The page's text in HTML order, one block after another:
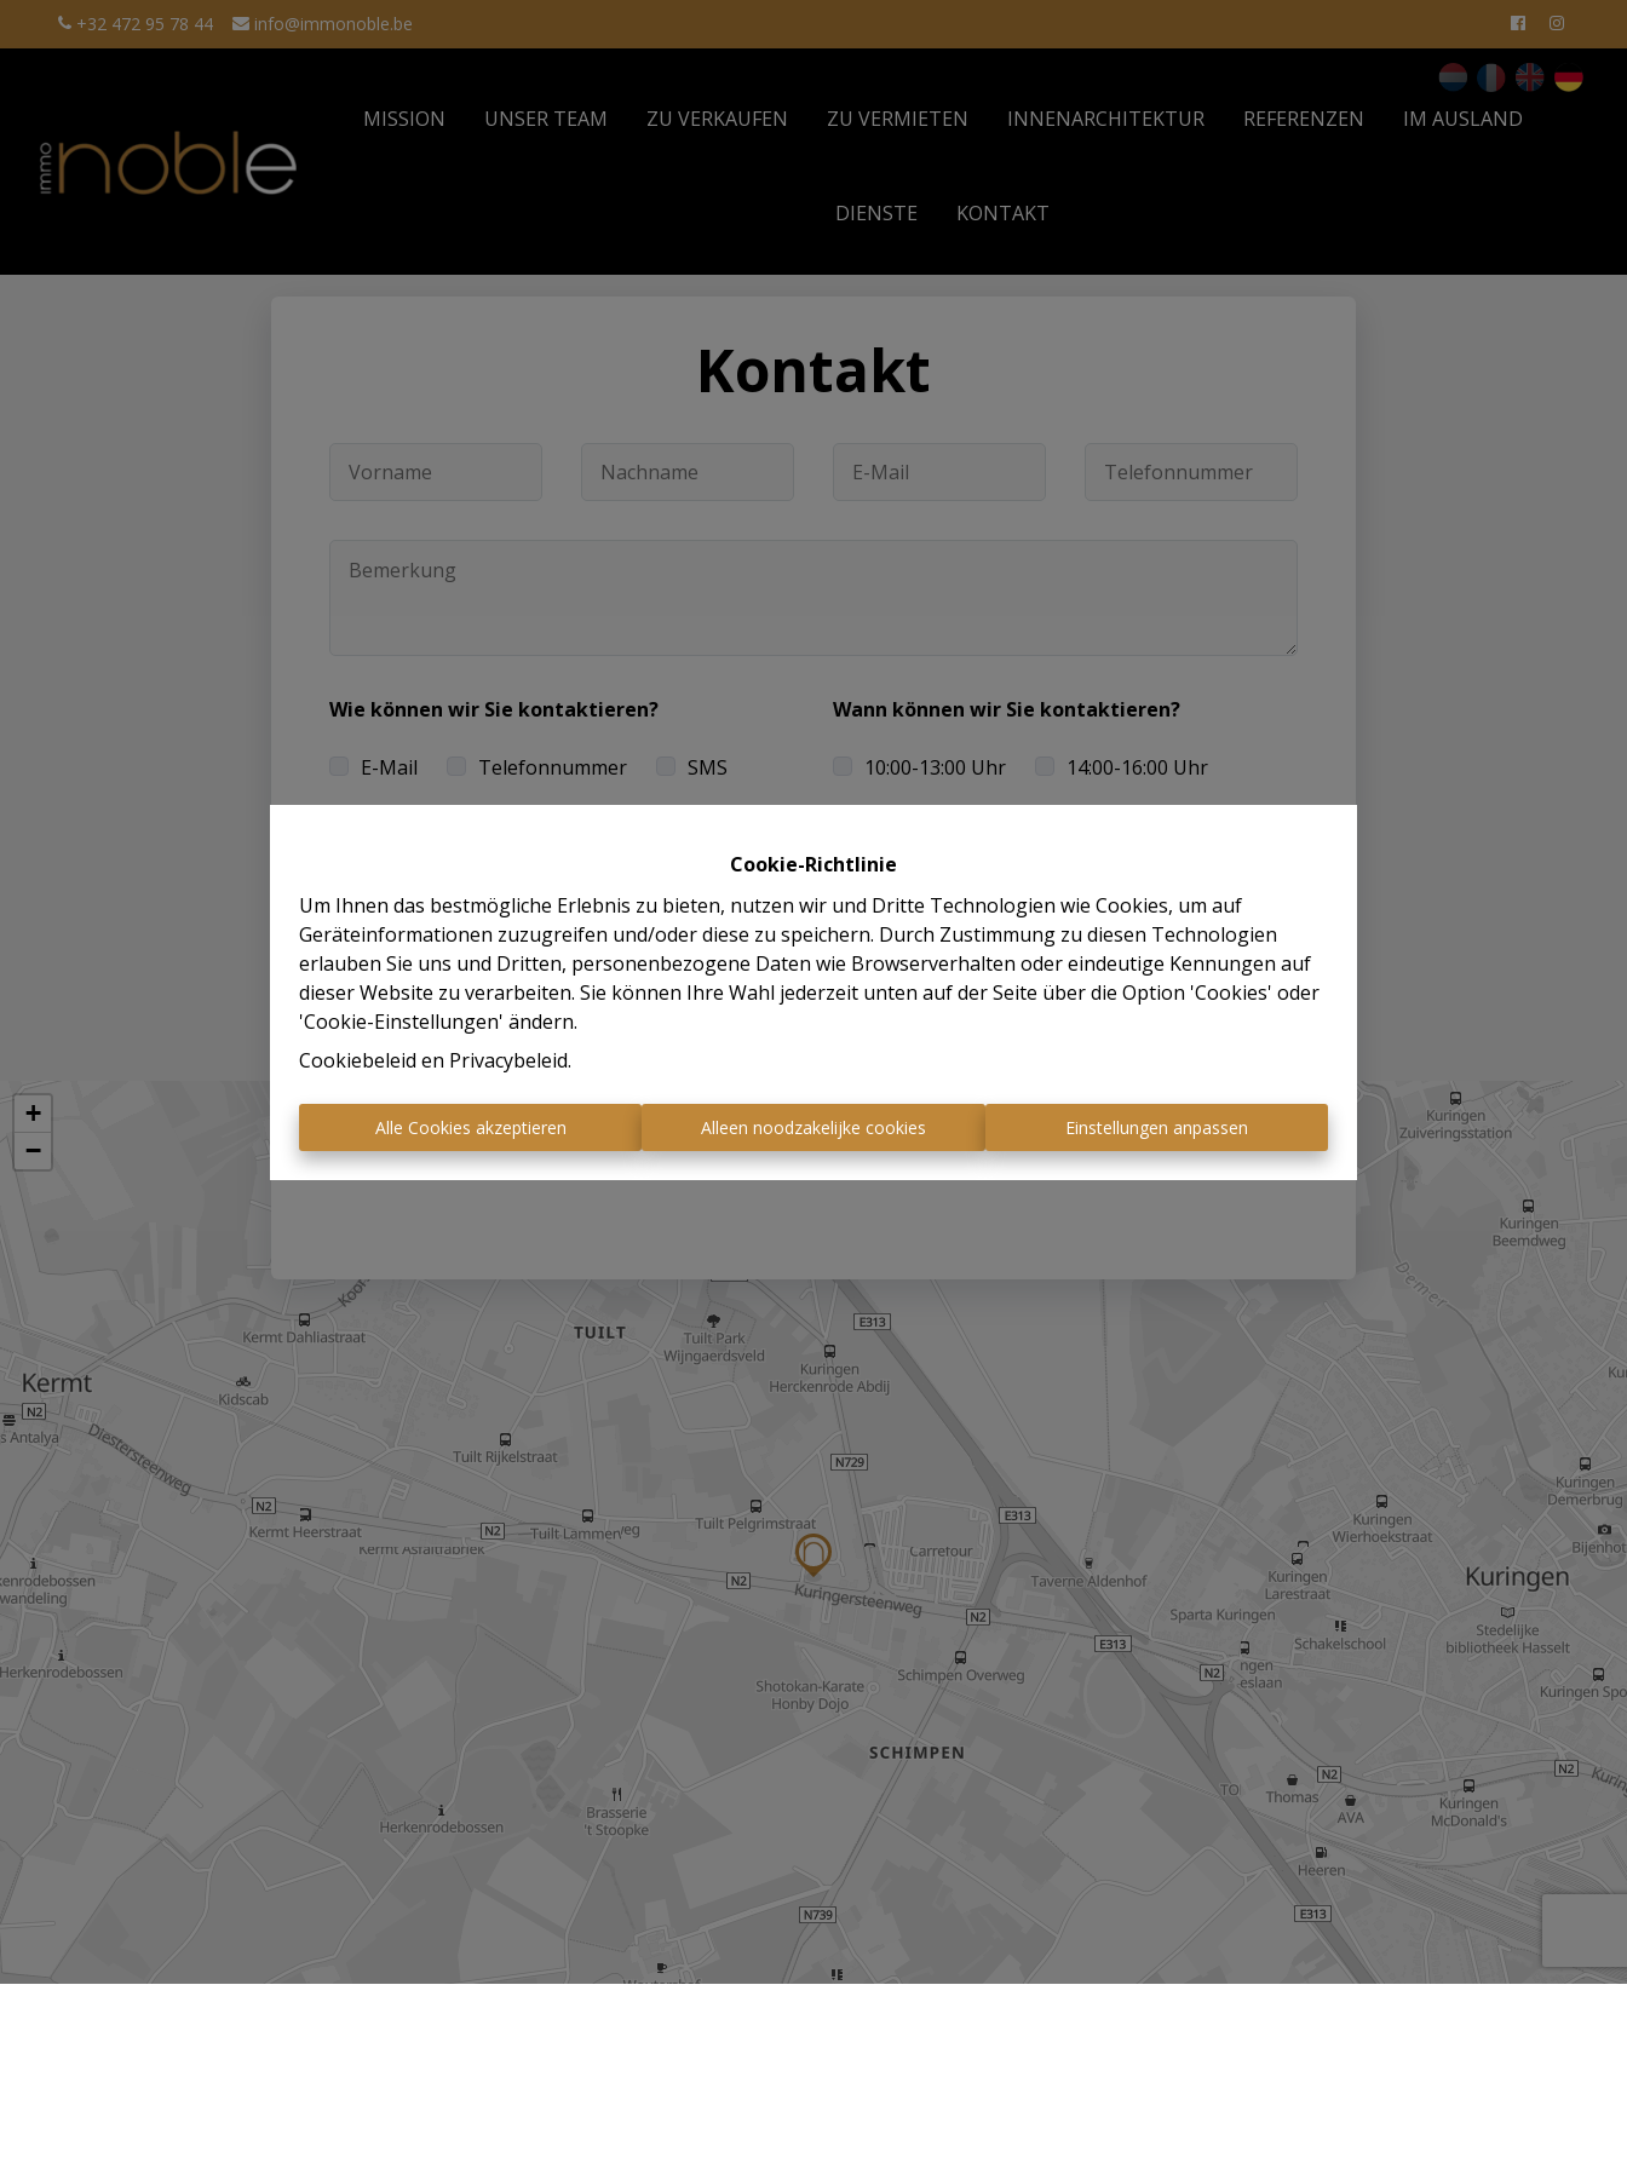
Cookie-Richtlinie
Um Ihnen das bestmögliche Erlebnis zu bieten, nutzen wir und Dritte Technologien wie Cookies, um auf
Geräteinformationen zuzugreifen und/oder diese zu speichern. Durch Zustimmung zu diesen Technologien
erlauben Sie uns und Dritten, personenbezogene Daten wie Browserverhalten oder eindeutige Kennungen auf
dieser Website zu verarbeiten. Sie können Ihre Wahl jederzeit unten auf der Seite über die Option 'Cookies' oder
'Cookie-Einstellungen' ändern.
Cookiebeleid en Privacybeleid.
Alle Cookies akzeptieren Alleen noodzakelijke cookies Einstellungen anpassen
+32 472 95 78 44 info@immonoble.be
MISSION UNSER TEAM ZU VERKAUFEN ZU VERMIETEN INNENARCHITEKTUR REFERENZEN IM AUSLAND
DIENSTE KONTAKT
Kontakt
Wie können wir Sie kontaktieren?
E-Mail Telefonnummer SMS
Wann können wir Sie kontaktieren?
10:00-13:00 Uhr
14:00-16:00 Uhr
Ich möchte den Newsletter erhalten
Durch das Absenden dieses Formulars stimmen Sie unserer Datenschutzerklärung zu.
Datenschutzerklärung.